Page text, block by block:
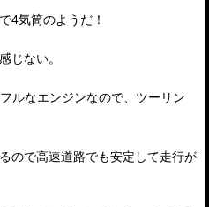
4気筒のようだ！
じない。
ルなエンジンなので、ツーリン
ので高速道路でも安定して走行が